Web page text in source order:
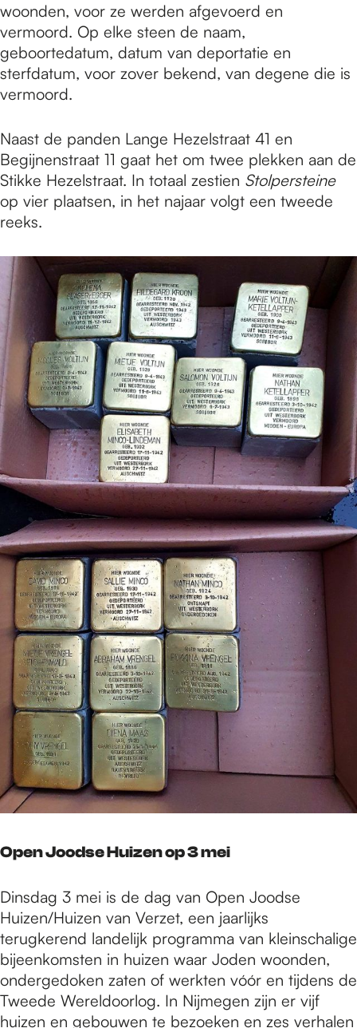
woonden, voor ze werden afgevoerd en
vermoord. Op elke steen de naam,
geboortedatum, datum van deportatie en
sterfdatum, voor zover bekend, van degene die is
vermoord.
Naast de panden Lange Hezelstraat 41 en
Begijnenstraat 11 gaat het om twee plekken aan de
Stikke Hezelstraat. In totaal zestien Stolpersteine
op vier plaatsen, in het najaar volgt een tweede
reeks.
Open Joodse Huizen op 3 mei
Dinsdag 3 mei is de dag van Open Joodse
Huizen/Huizen van Verzet, een jaarlijks
terugkerend landelijk programma van kleinschalige
bijeenkomsten in huizen waar Joden woonden,
ondergedoken zaten of werkten vóór en tijdens de
Tweede Wereldoorlog. In Nijmegen zijn er vijf
huizen en gebouwen te bezoeken en zes verhalen